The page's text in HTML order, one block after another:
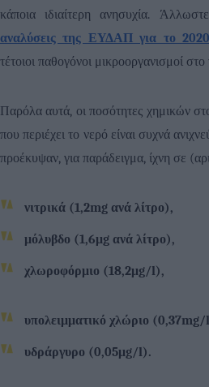
κάποια ιδιαίτερη ανησυχία.
αναλύσεις της ΕΥΔΑΠ για το 2020
τέτοιοι παθογόνοι μικροοργανισμοί
Παρόλα αυτά, οι ποσότητες χημικών
που περιέχει το νερό είναι συχνά
προέκυψαν, για παράδειγμα, ίχνη σε
νιτρικά (1,2mg ανά λίτρο),
μόλυβδο (1,6μg ανά λίτρο),
χλωροφόρμιο (18,2μg/l),
υπολειμματικό χλώριο
υδράργυρο (0,05μg/l).